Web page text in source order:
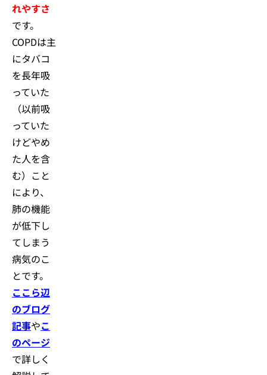
れやすさ
です。
COPDは主
にタバコ
を長年吸
っていた
（以前吸
っていた
けどやめ
た人を含
む）こと
により、
肺の機能
が低下し
てしまう
病気のこ
とです。
ここら辺
のブログ
記事やこ
のページ
で詳しく